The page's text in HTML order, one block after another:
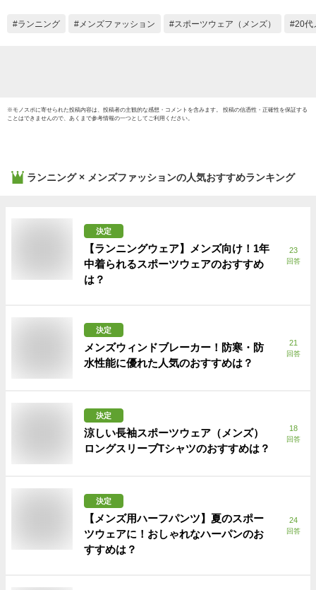
ランニング メンズファッション スポーツウェア（メンズ） 20代
※モノスポに寄せられた投稿内容は、投稿者の主観的な感想・コメントを含みます。 投稿の信憑性・正確性を保証する
ことはできませんので、あくまで参考情報の一つとしてご利用ください。
ランニング × メンズファッションの人気おすすめランキング
決定
【ランニングウェア】メンズ向け！1年
中着られるスポーツウェアのおすすめ
は？
23
回答
決定
メンズウィンドブレーカー！防寒・防
水性能に優れた人気のおすすめは？
21
回答
決定
涼しい長袖スポーツウェア（メンズ）
ロングスリーブTシャツのおすすめは？
18
回答
決定
【メンズ用ハーフパンツ】夏のスポー
ツウェアに！おしゃれなハーパンのお
すすめは？
24
回答